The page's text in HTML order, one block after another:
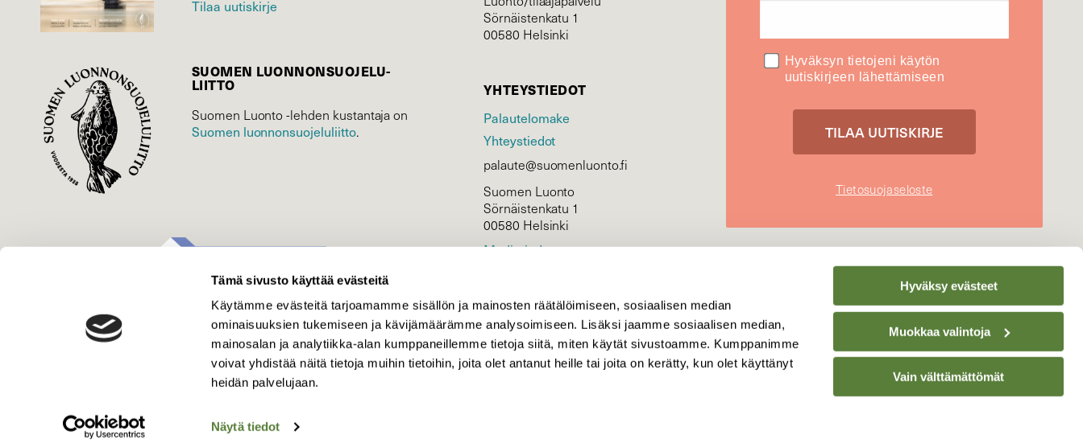
Tämä sivusto käyttää evästeitä
Käytämme evästeitä tarjoamamme sisällön ja mainosten räätälöimiseen, sosiaalisen median
ominaisuuksien tukemiseen ja kävijämäärämme analysoimiseen. Lisäksi jaamme sosiaalisen median,
mainosalan ja analytiikka-alan kumppaneillemme tietoja siitä, miten käytät sivustoamme. Kumppanimme
voivat yhdistää näitä tietoja muihin tietoihin, joita olet antanut heille tai joita on kerätty, kun olet käyttänyt
heidän palvelujaan.
Näytä tiedot
Hyväksy evästeet
Muokkaa valintoja
Vain välttämättömät
Tilaa uutiskirje
SUOMEN LUONNON­SUOJELU­
LIITTO
Suomen Luonto -lehden kustantaja on
Suomen luonnonsuojelu­liitto.
Sörnäistenkatu 1
00580 Helsinki
YHTEYSTIEDOT
Palautelomake
Yhteystiedot
palaute@suomenluonto.fi
Suomen Luonto
Sörnäistenkatu 1
00580 Helsinki
Mediatiedot
KIRJAUDU
Hyväksyn tietojeni käytön
uutiskirjeen lähettämiseen
Tietosuojaseloste